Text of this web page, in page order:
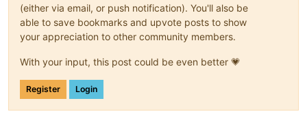
(either via email, or push notification). You'll also be
able to save bookmarks and upvote posts to show
your appreciation to other community members.
With your input, this post could be even better 💗
Register Login